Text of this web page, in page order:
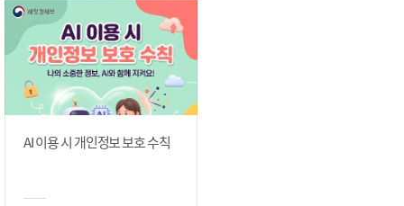
AI 이용 시 개인정보 보호 수칙